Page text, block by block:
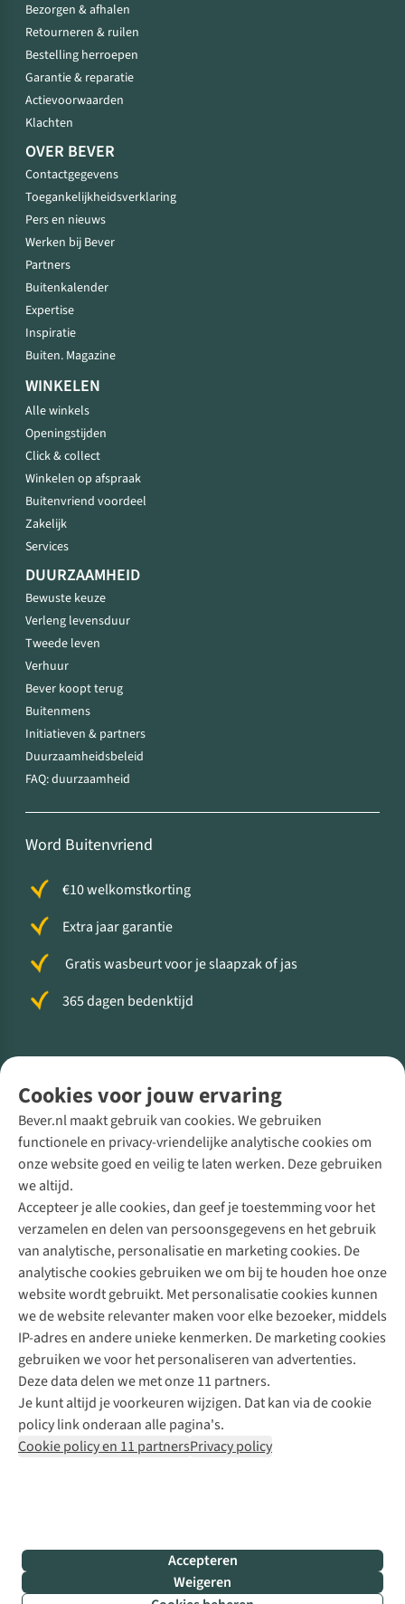
Cookies voor jouw ervaring
Bever.nl maakt gebruik van cookies. We gebruiken
functionele en privacy-vriendelijke analytische cookies om
onze website goed en veilig te laten werken. Deze gebruiken
we altijd.
Accepteer je alle cookies, dan geef je toestemming voor het
verzamelen en delen van persoonsgegevens en het gebruik
van analytische, personalisatie en marketing cookies. De
analytische cookies gebruiken we om bij te houden hoe onze
website wordt gebruikt. Met personalisatie cookies kunnen
we de website relevanter maken voor elke bezoeker, middels
IP-adres en andere unieke kenmerken. De marketing cookies
gebruiken we voor het personaliseren van advertenties.
Deze data delen we met onze 11 partners.
Je kunt altijd je voorkeuren wijzigen. Dat kan via de cookie
policy link onderaan alle pagina's.
Cookie policy en 11 partnersPrivacy policy
Accepteren
Weigeren
Bezorgen & afhalen
Retourneren & ruilen
Bestelling herroepen
Garantie & reparatie
Actievoorwaarden
Klachten
OVER BEVER
Contactgegevens
Toegankelijkheidsverklaring
Pers en nieuws
Werken bij Bever
Partners
Buitenkalender
Expertise
Inspiratie
Buiten. Magazine
WINKELEN
Alle winkels
Openingstijden
Click & collect
Winkelen op afspraak
Buitenvriend voordeel
Zakelijk
Services
DUURZAAMHEID
Bewuste keuze
Verleng levensduur
Tweede leven
Verhuur
Bever koopt terug
Buitenmens
Initiatieven & partners
Duurzaamheidsbeleid
FAQ: duurzaamheid
Word Buitenvriend
€10 welkomstkorting
Extra jaar garantie
Gratis wasbeurt voor je slaapzak of jas
365 dagen bedenktijd
Direct advies van een Buitenexpert
+31 (0)85 888 50 88
+31 6 12 28 49 80
Contactformulier
Bever
B.V.